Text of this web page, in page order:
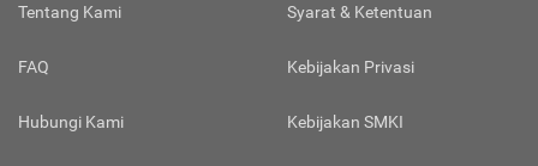
Tentang Kami
FAQ
Hubungi Kami
Syarat & Ketentuan
Kebijakan Privasi
Kebijakan SMKI